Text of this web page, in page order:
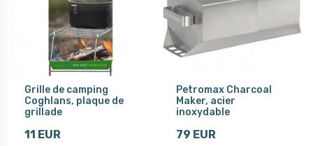
Grille de camping
Coghlans, plaque de
grillade
11 EUR
Petromax Charcoal
Maker, acier
inoxydable
79 EUR